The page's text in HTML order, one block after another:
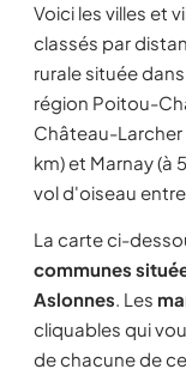
Voici les villes et
classés par
rurale située
région Poitou-
Château-Larcher
km) et Marnay (à
vol d'oiseau
La carte ci-
communes
Aslonnes. Les
cliquables qui
de chacune de